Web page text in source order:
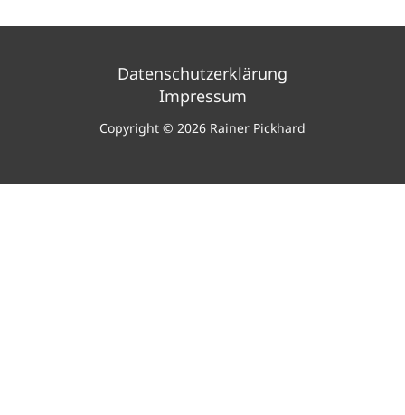
Datenschutzerklärung
Impressum
Copyright © 2026 Rainer Pickhard